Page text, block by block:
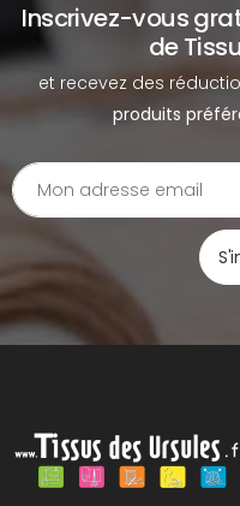
Inscrivez-vous
de
et recevez des
produits